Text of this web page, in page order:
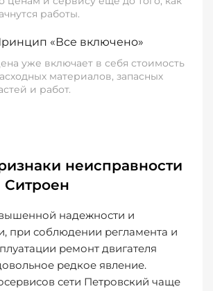
работы.
«Все включено»
уже включает в себя стоимость
материалов, запасных
и работ.
неисправности
Ситроен
надежности и
при соблюдении регламента и
ремонт двигателя
редкое явление.
сети Петровский чаще